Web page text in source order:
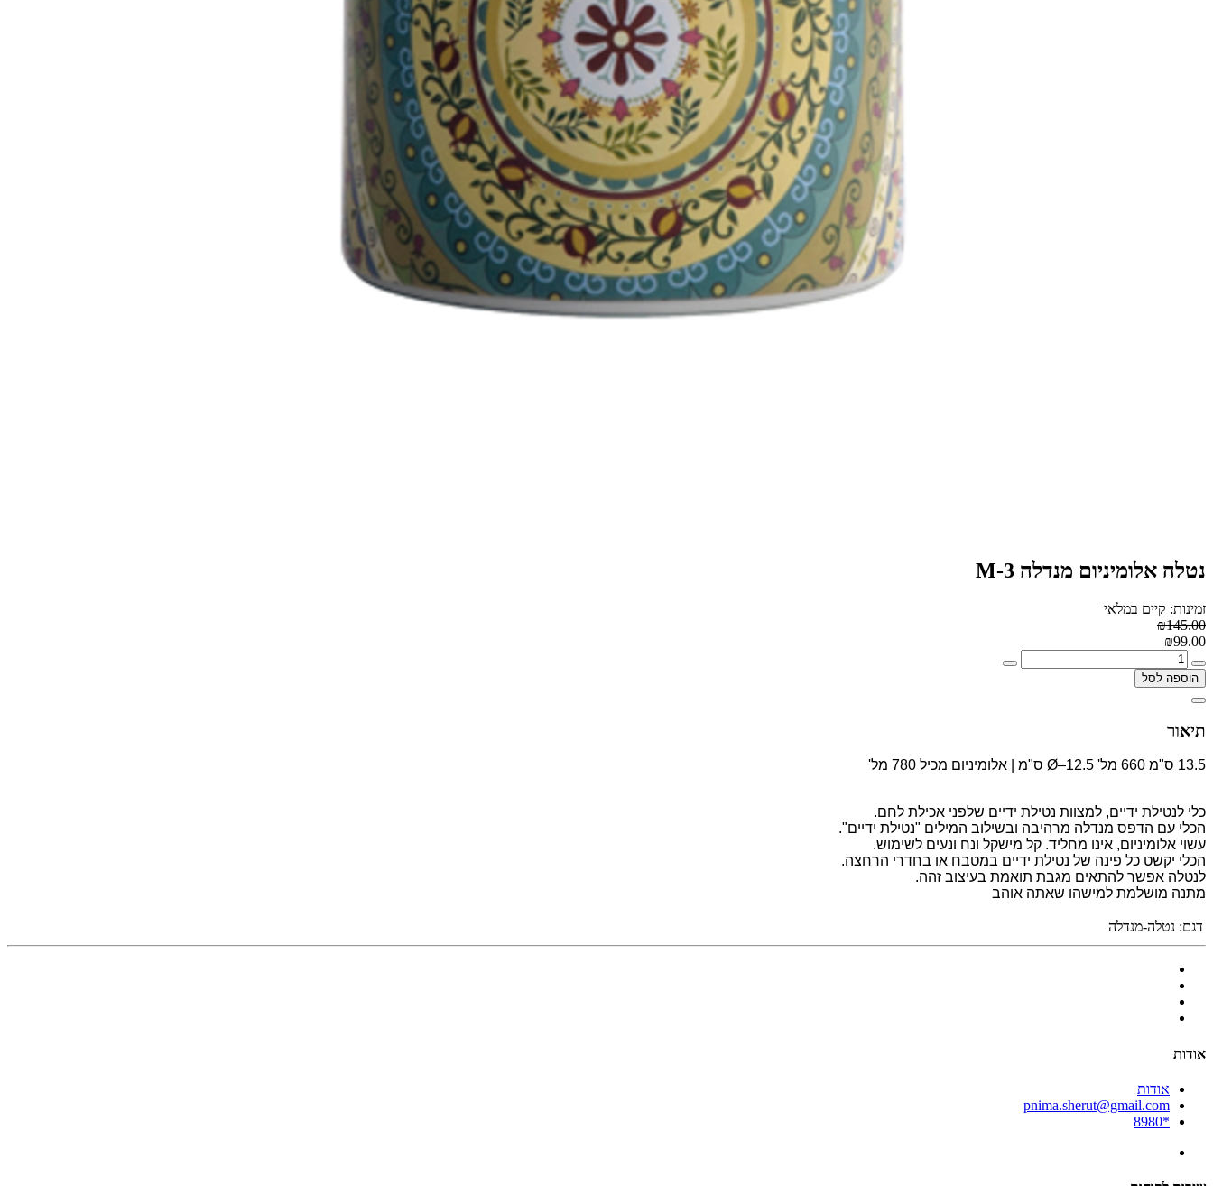
נטלה אלומיניום מנדלה M-3
זמינות: קיים במלאי
₪145.00
₪99.00
הוספה לסל
תיאור
13.5 ס"מ 660 מל' Ø–12.5 ס"מ | אלומיניום מכיל 780 מל'
כלי לנטילת ידיים, למצוות נטילת ידיים שלפני אכילת לחם.
הכלי עם הדפס מנדלה מרהיבה ובשילוב המילים "נטילת ידיים".
עשוי אלומיניום, אינו מחליד. קל מישקל ונח ונעים לשימוש.
הכלי יקשט כל פינה של נטילת ידיים במטבח או בחדרי הרחצה.
לנטלה אפשר להתאים מגבת תואמת בעיצוב זהה.
מתנה מושלמת למישהו שאתה אוהב
דגם: נטלה-מנדלה
אודות
אודות
pnima.sherut@gmail.com
*8980